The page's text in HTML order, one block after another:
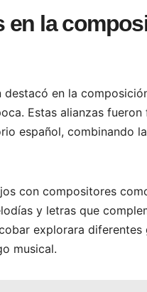
en la
en la
Estas alianzas fueron
español, combinando
con compositores
y letras que
explorara diferentes
musical.